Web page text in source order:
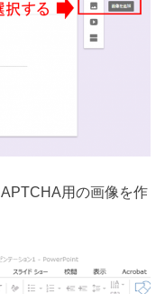
用の画像を作